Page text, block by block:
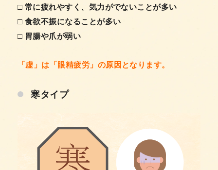
□ 常に疲れやすく、気力がでないことが多い
□ 食欲不振になることが多い
□ 胃腸や爪が弱い
「虚」は「眼精疲労」の原因となります。
寒タイプ